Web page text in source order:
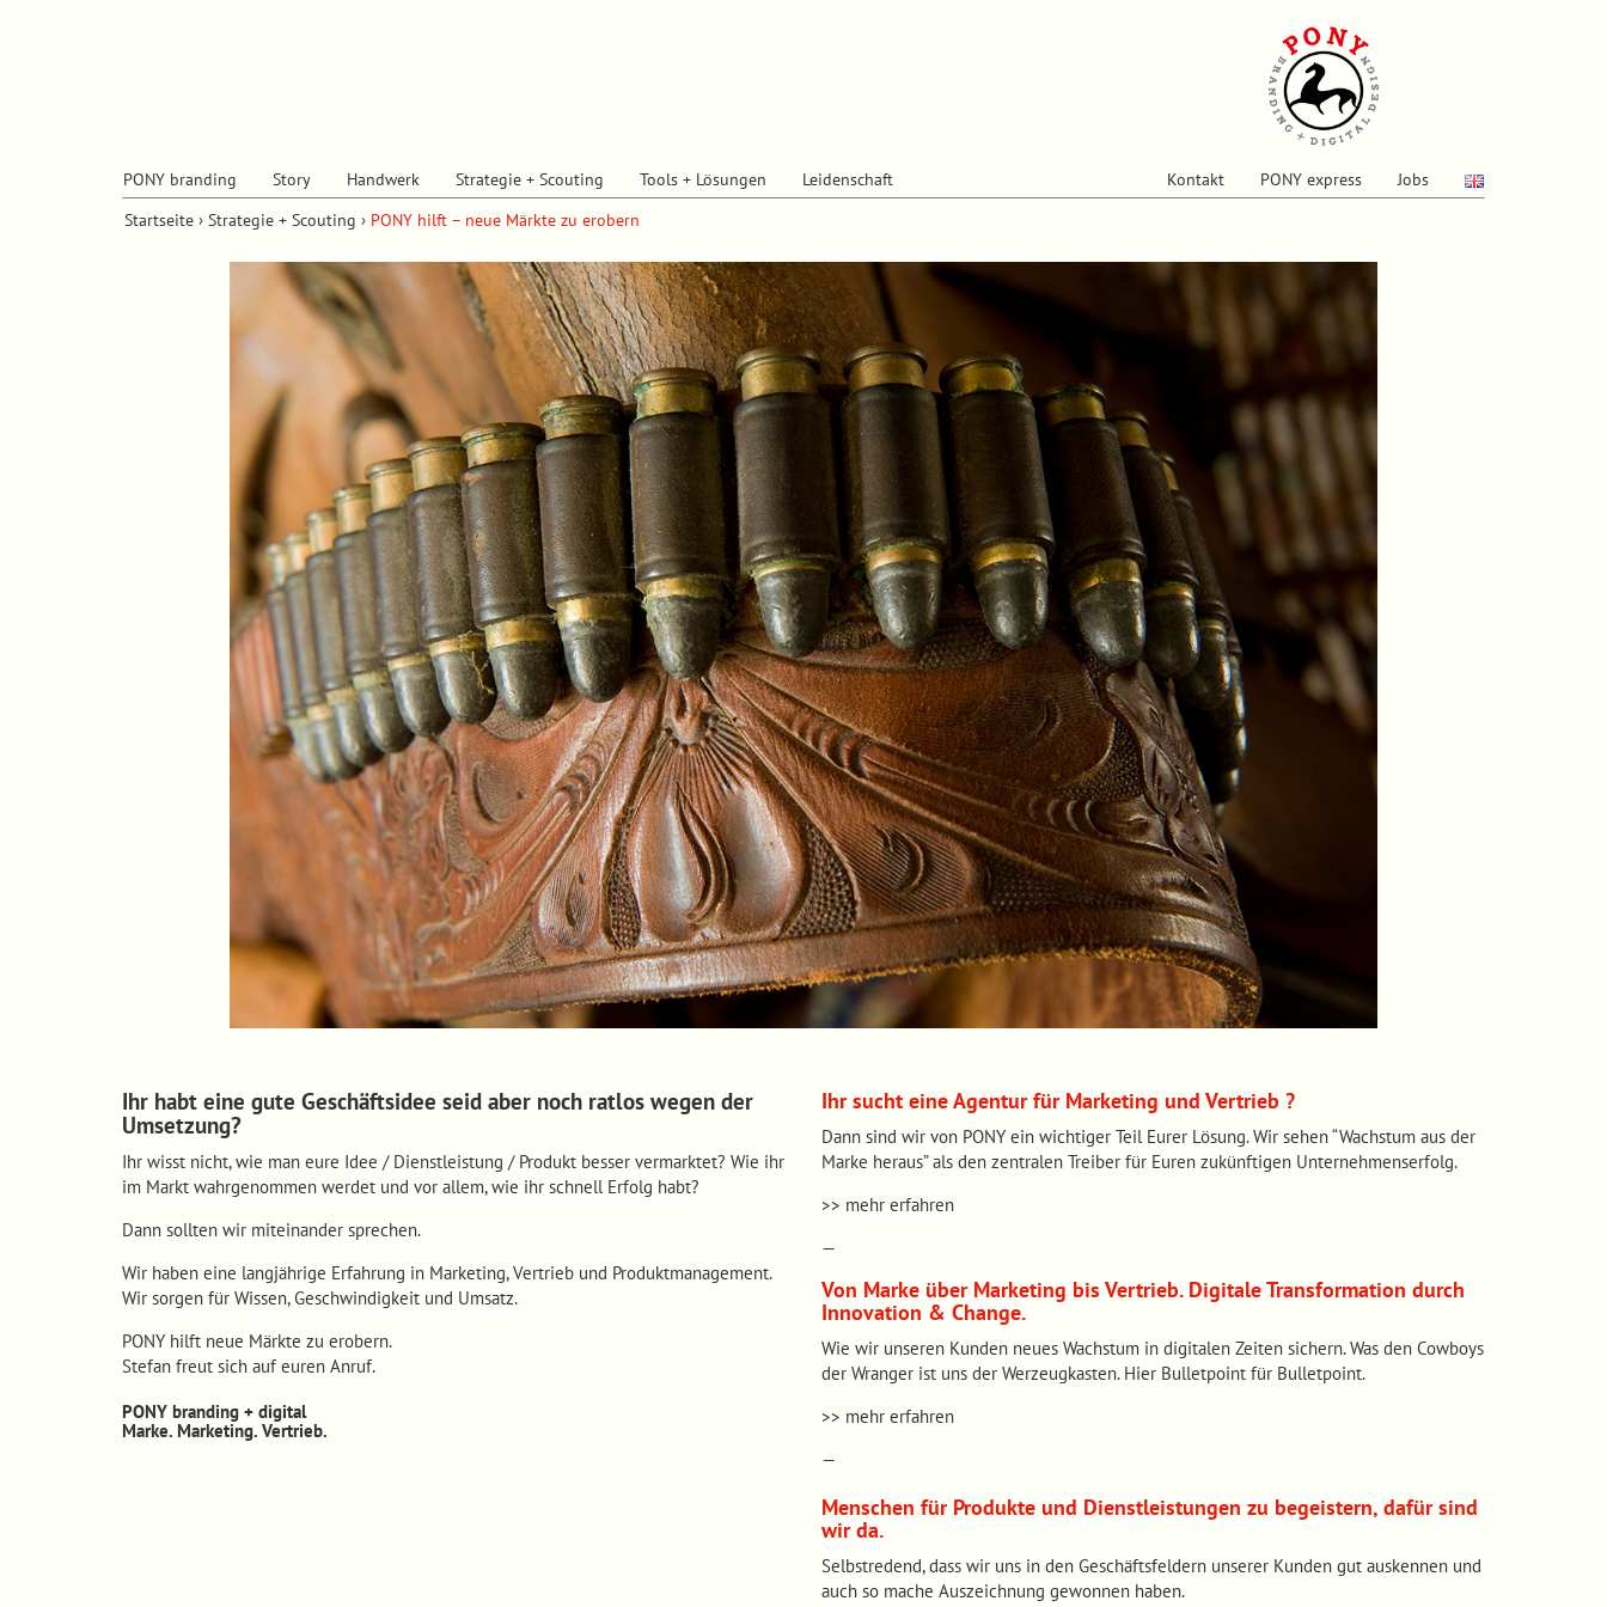
PONY branding Story Handwerk Strategie + Scouting Tools + Lösungen Leidenschaft Kontakt PONY express
Jobs
Startseite › Strategie + Scouting › PONY hilft – neue Märkte zu erobern
Ihr habt eine gute Geschäftsidee seid aber noch ratlos wegen der
Umsetzung?
Ihr wisst nicht, wie man eure Idee / Dienstleistung / Produkt besser vermarktet? Wie ihr
im Markt wahrgenommen werdet und vor allem, wie ihr schnell Erfolg habt?
Dann sollten wir miteinander sprechen.
Wir haben eine langjährige Erfahrung in Marketing, Vertrieb und Produktmanagement.
Wir sorgen für Wissen, Geschwindigkeit und Umsatz.
PONY hilft neue Märkte zu erobern.
Stefan freut sich auf euren Anruf.
PONY branding + digital
Marke. Marketing. Vertrieb.
Ihr sucht eine Agentur für Marketing und Vertrieb ?
Dann sind wir von PONY ein wichtiger Teil Eurer Lösung. Wir sehen “Wachstum aus der
Marke heraus” als den zentralen Treiber für Euren zukünftigen Unternehmenserfolg.
>> mehr erfahren
—
Von Marke über Marketing bis Vertrieb. Digitale Transformation durch
Innovation & Change.
Wie wir unseren Kunden neues Wachstum in digitalen Zeiten sichern. Was den Cowboys
der Wranger ist uns der Werzeugkasten. Hier Bulletpoint für Bulletpoint.
>> mehr erfahren
—
Menschen für Produkte und Dienstleistungen zu begeistern, dafür sind
wir da.
Selbstredend, dass wir uns in den Geschäftsfeldern unserer Kunden gut auskennen und
auch so mache Auszeichnung gewonnen haben.